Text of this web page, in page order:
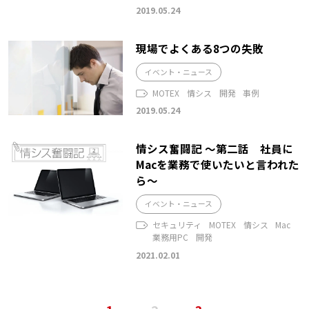
2019.05.24
現場でよくある8つの失敗
イベント・ニュース
MOTEX 情シス 開発
事例
2019.05.24
情シス奮闘記 ～第二話 社員に
Macを業務で使いたいと言われた
ら～
イベント・ニュース
セキュリティ MOTEX 情シス
Mac
業務用PC
開発
2021.02.01